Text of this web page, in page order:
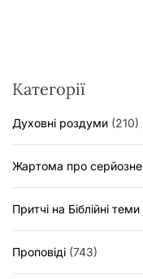
Категорії
Духовні роздуми (210)
Жартома про серйозне
Притчі на Біблійні теми
Проповіді (743)